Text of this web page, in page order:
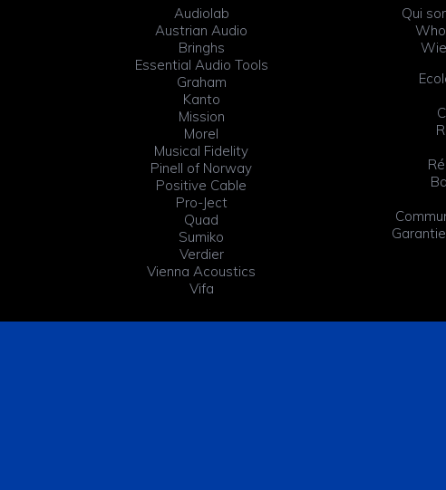
Audiolab
Austrian Audio
Bringhs
Essential Audio Tools
Graham
Kanto
Mission
Morel
Musical Fidelity
Pinell of Norway
Positive Cable
Pro-Ject
Quad
Sumiko
Verdier
Vienna Acoustics
Vifa
Qui